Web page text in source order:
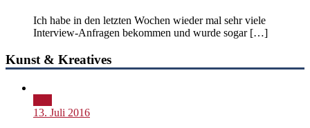
Ich habe in den letzten Wochen wieder mal sehr viele
Interview-Anfragen bekommen und wurde sogar […]
Kunst & Kreatives
13. Juli 2016